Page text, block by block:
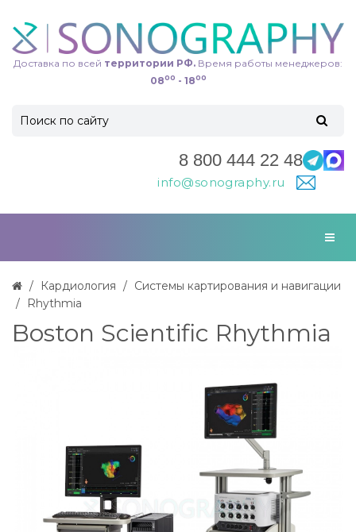
Доставка по всей территории РФ. Время работы менеджеров:
0800 - 1800
8 800 444 22 48
info@sonography.ru
Кардиология
Системы картирования и навигации
Rhythmia
Boston Scientific Rhythmia